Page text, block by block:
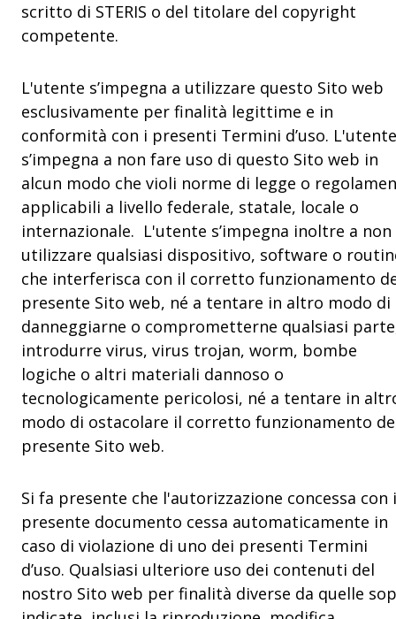
scritto di STERIS o del titolare del copyright
competente.
L'utente s’impegna a utilizzare questo Sito web
esclusivamente per finalità legittime e in
conformità con i presenti Termini d’uso. L'utente
s’impegna a non fare uso di questo Sito web in
alcun modo che violi norme di legge o
applicabili a livello federale, statale, locale o
internazionale. L'utente s’impegna inoltre a non
utilizzare qualsiasi dispositivo, software o
che interferisca con il corretto funzionamento
presente Sito web, né a tentare in altro modo di
danneggiarne o comprometterne qualsiasi
introdurre virus, virus trojan, worm, bombe
logiche o altri materiali dannoso o
tecnologicamente pericolosi, né a tentare in
modo di ostacolare il corretto funzionamento
presente Sito web.
Si fa presente che l'autorizzazione concessa con
presente documento cessa automaticamente in
caso di violazione di uno dei presenti Termini
d’uso. Qualsiasi ulteriore uso dei contenuti del
nostro Sito web per finalità diverse da quelle